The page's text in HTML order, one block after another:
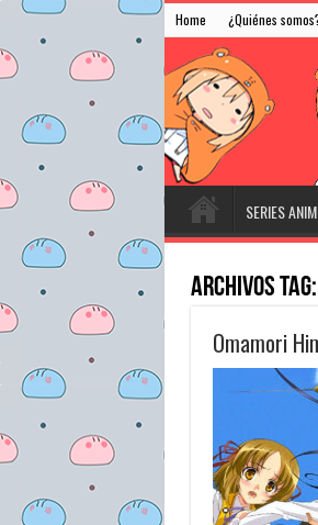
Home ¿Quiénes
SERIES
Archivos Tag:
Omamori